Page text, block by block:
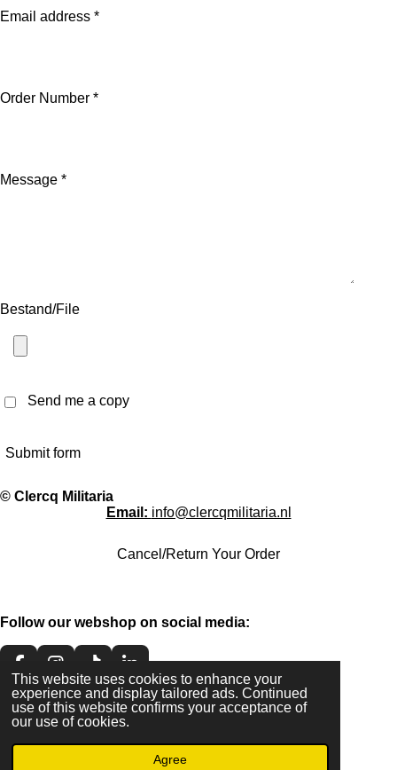
This website uses cookies to enhance your
experience and display tailored ads. Continued
use of this website confirms your acceptance of
our use of cookies.
Agree
Email address *
Order Number *
Message *
Bestand/File
Send me a copy
Submit form
© Clercq Militaria
Email: info@clercqmilitaria.nl
Cancel/Return Your Order
Follow our webshop on social media:
F
a
c
e
n
s
t
i
k
T
i
n